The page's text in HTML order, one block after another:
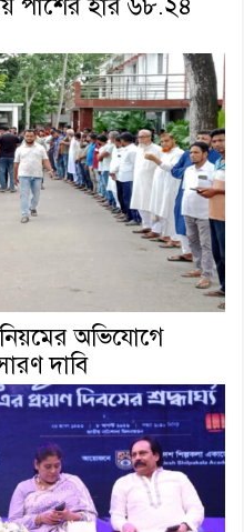
পাশের হার ৬৮.২৪
অভিযোগে
দাবি